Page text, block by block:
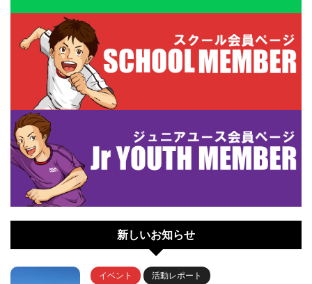
新しいお知らせ
イベント 活動レポート